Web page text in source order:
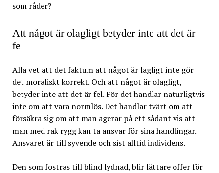
som råder?
Att något är olagligt betyder inte att det är
fel
Alla vet att det faktum att något är lagligt inte gör
det moraliskt korrekt. Och att något är olagligt,
betyder inte att det är fel. För det handlar naturligtvis
inte om att vara normlös. Det handlar tvärt om att
försäkra sig om att man agerar på ett sådant vis att
man med rak rygg kan ta ansvar för sina handlingar.
Ansvaret är till syvende och sist alltid individens.
Den som fostras till blind lydnad, blir lättare offer för